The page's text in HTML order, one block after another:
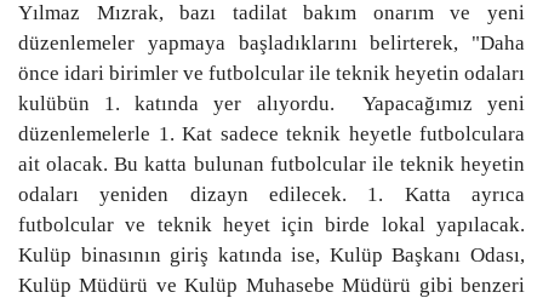
Siyaset
Galeriler
Yaşam
Künye
Sağlık
Yılmaz Mızrak, bazı tadilat bakım onarım ve yeni
düzenlemeler yapmaya başladıklarını belirterek, "Daha
önce idari birimler ve futbolcular ile teknik heyetin odaları
kulübün 1. katında yer alıyordu.
Yapacağımız yeni
düzenlemelerle 1. Kat sadece teknik heyetle futbolculara
ait olacak. Bu katta bulunan futbolcular ile teknik heyetin
odaları yeniden dizayn edilecek. 1. Katta ayrıca
futbolcular ve teknik heyet için birde lokal yapılacak.
Kulüp binasının giriş katında ise, Kulüp Başkanı Odası,
Kulüp Müdürü ve Kulüp Muhasebe Müdürü gibi benzeri